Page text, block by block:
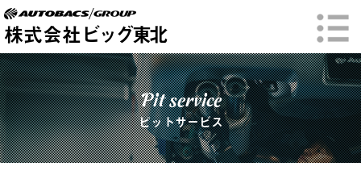
株式会社ビッグ東北
Pit service
ピットサービス